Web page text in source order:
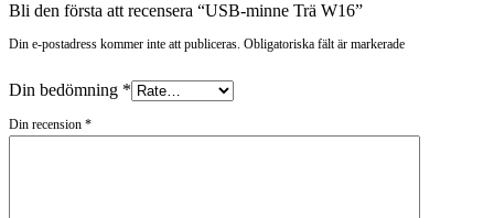
Bli den första att recensera “USB-minne Trä W16”
Din e-postadress kommer inte att publiceras. Obligatoriska fält är markerade
Din bedömning *
Din recension *